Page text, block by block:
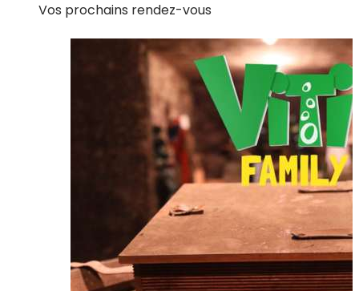
Vos prochains rendez-vous